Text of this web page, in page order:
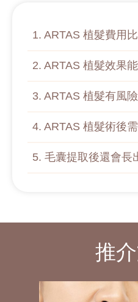
1. ARTAS 植髮費用
2. ARTAS 植髮效果
3. ARTAS 植髮有風
4. ARTAS 植髮術後
5. 毛囊提取後還會長
推